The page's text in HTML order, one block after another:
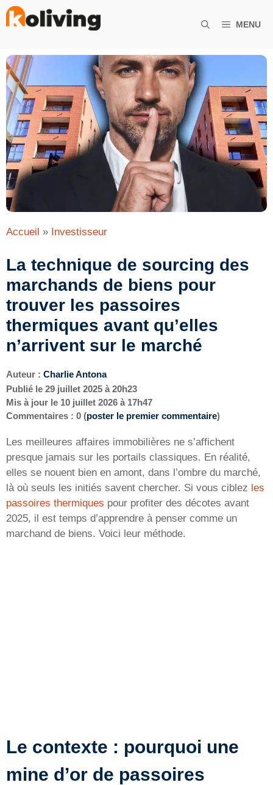
Aller
MENU
Accueil » Investisseur
La technique de sourcing des
marchands de biens pour
trouver les passoires
thermiques avant qu’elles
n’arrivent sur le marché
Auteur : Charlie Antona
Publié le 29 juillet 2025 à 20h23
Mis à jour le 10 juillet 2026 à 17h47
Commentaires : 0 (poster le premier commentaire)
Les meilleures affaires immobilières ne s’affichent
presque jamais sur les portails classiques. En réalité,
elles se nouent bien en amont, dans l’ombre du marché,
là où seuls les initiés savent chercher. Si vous ciblez les
passoires thermiques pour profiter des décotes avant
2025, il est temps d’apprendre à penser comme un
marchand de biens. Voici leur méthode.
Le contexte : pourquoi une
mine d’or de passoires